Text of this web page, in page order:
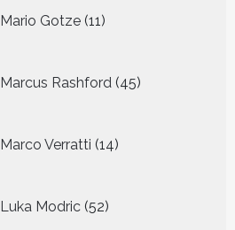
Mario Gotze 11
producten
Marcus Rashford 45
producten
Marco Verratti 14
producten
Luka Modric 52
producten